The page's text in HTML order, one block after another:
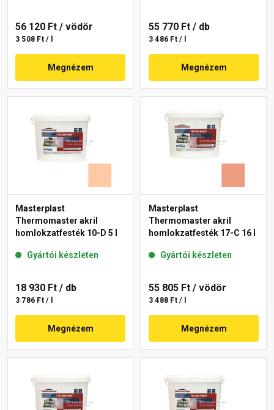
56 120 Ft / vödör
3 508 Ft / l
Megnézem
55 770 Ft / db
3 486 Ft / l
Megnézem
Masterplast
Thermomaster akril
homlokzatfesték 10-D 5 l
Gyártói készleten
18 930 Ft / db
3 786 Ft / l
Megnézem
Masterplast
Thermomaster akril
homlokzatfesték 17-C 16 l
Gyártói készleten
55 805 Ft / vödör
3 488 Ft / l
Megnézem